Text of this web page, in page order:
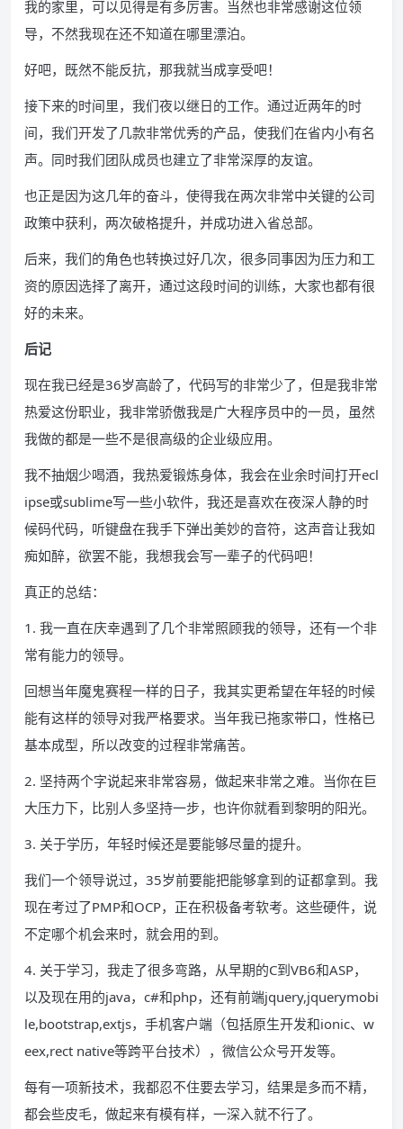
我的家里，可以见得是有多厉害。当然也非常感谢这位领
导，不然我现在还不知道在哪里漂泊。
好吧，既然不能反抗，那我就当成享受吧！
接下来的时间里，我们夜以继日的工作。通过近两年的时
间，我们开发了几款非常优秀的产品，使我们在省内小有名
声。同时我们团队成员也建立了非常深厚的友谊。
也正是因为这几年的奋斗，使得我在两次非常中关键的公司
政策中获利，两次破格提升，并成功进入省总部。
后来，我们的角色也转换过好几次，很多同事因为压力和工
资的原因选择了离开，通过这段时间的训练，大家也都有很
好的未来。
后记
现在我已经是36岁高龄了，代码写的非常少了，但是我非常
热爱这份职业，我非常骄傲我是广大程序员中的一员，虽然
我做的都是一些不是很高级的企业级应用。
我不抽烟少喝酒，我热爱锻炼身体，我会在业余时间打开ecl
ipse或sublime写一些小软件，我还是喜欢在夜深人静的时
候码代码，听键盘在我手下弹出美妙的音符，这声音让我如
痴如醉，欲罢不能，我想我会写一辈子的代码吧！
真正的总结：
1. 我一直在庆幸遇到了几个非常照顾我的领导，还有一个非
常有能力的领导。
回想当年魔鬼赛程一样的日子，我其实更希望在年轻的时候
能有这样的领导对我严格要求。当年我已拖家带口，性格已
基本成型，所以改变的过程非常痛苦。
2. 坚持两个字说起来非常容易，做起来非常之难。当你在巨
大压力下，比别人多坚持一步，也许你就看到黎明的阳光。
3. 关于学历，年轻时候还是要能够尽量的提升。
我们一个领导说过，35岁前要能把能够拿到的证都拿到。我
现在考过了PMP和OCP，正在积极备考软考。这些硬件，说
不定哪个机会来时，就会用的到。
4. 关于学习，我走了很多弯路，从早期的C到VB6和ASP，
以及现在用的java，c#和php，还有前端jquery,jquerymobi
le,bootstrap,extjs，手机客户端（包括原生开发和ionic、w
eex,rect native等跨平台技术），微信公众号开发等。
每有一项新技术，我都忍不住要去学习，结果是多而不精，
都会些皮毛，做起来有模有样，一深入就不行了。